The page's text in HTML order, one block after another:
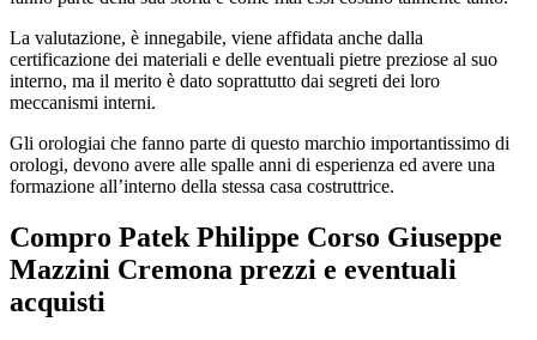
La valutazione, è innegabile, viene affidata anche dalla
certificazione dei materiali e delle eventuali pietre preziose al suo
interno, ma il merito è dato soprattutto dai segreti dei loro
meccanismi interni.
Gli orologiai che fanno parte di questo marchio importantissimo di
orologi, devono avere alle spalle anni di esperienza ed avere una
formazione all’interno della stessa casa costruttrice.
Compro Patek Philippe Corso Giuseppe
Mazzini Cremona prezzi e eventuali
acquisti